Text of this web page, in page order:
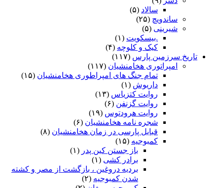
سالاد (۵)
ساندویچ (۲۵)
شیرینی (۵)
.بیسکویت (۱)
کیک و کلوچه (۴)
تاریخ سرزمین پارس (۱۱۷)
امپراتوری هخامنشیان (۱۱۷)
تمام جنگ های امپراطوری هخامنشیان (۱۵)
داریوش (۱)
روایت کتزیاس (۱۳)
روایت گزنفن (۶)
روایت هرودتوس (۱۹)
شجره نامه هخامنشیان (۶)
قبایل پارسی در زمان هخامنشیان (۸)
کمبوجیه (۱۵)
باز جستن کین پدر (۱)
برادر کشی (۱)
بردیه دروغین ، بازگشت از مصر و کشته
شدن کمبوجیه (۲)